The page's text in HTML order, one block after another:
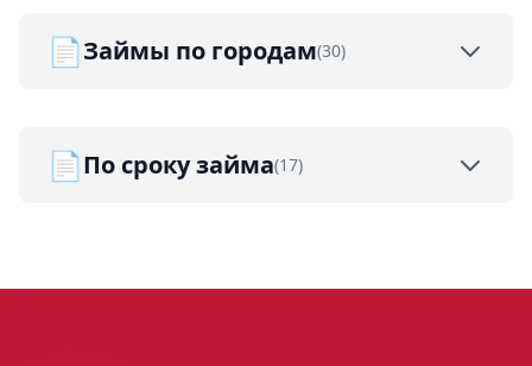
📄Займы по городам(30)
📄По сроку займа(17)